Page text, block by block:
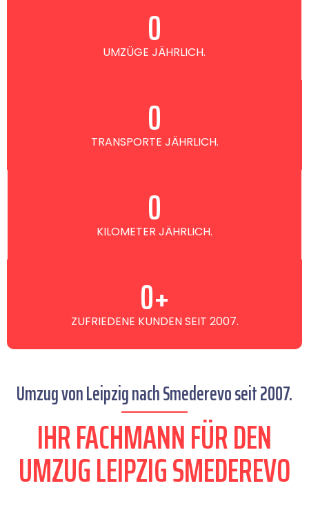
UMZÜGE JÄHRLICH.
0
TRANSPORTE JÄHRLICH.
0
KILOMETER JÄHRLICH.
0
ZUFRIEDENE KUNDEN SEIT 2007.
0+
Umzug von Leipzig nach Smederevo seit 2007.
IHR FACHMANN FÜR DEN
UMZUG LEIPZIG SMEDEREVO